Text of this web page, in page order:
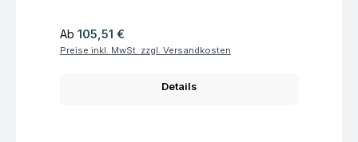
Regulärer Preis:
Ab 105,51 €
Preise inkl. MwSt. zzgl. Versandkosten
Details